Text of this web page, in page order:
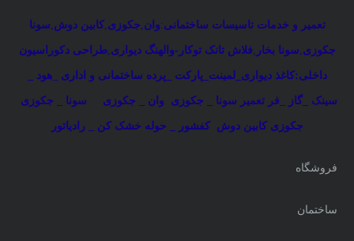
تعمیر و خدمات تاسیسات ساختمانی:وان جکوزی ,کابین دوش سونا
جکوزی سونا بخار فلاش تانک توکار-والهنگ دیواری ,طراحی دکوراسیون
داخلی:کاغذ دیواری_لمینت_پارکت _پرده ساختمانی و اداری _هود _
سینک _گاز _فر تعمیر سونا _ جکوزی وان _ جکوزی سونا _ جکوزی
جکوزی کابین دوش کفشور _ حوله خشک کن _ رادیاتور
فروشگاه
ساختمان